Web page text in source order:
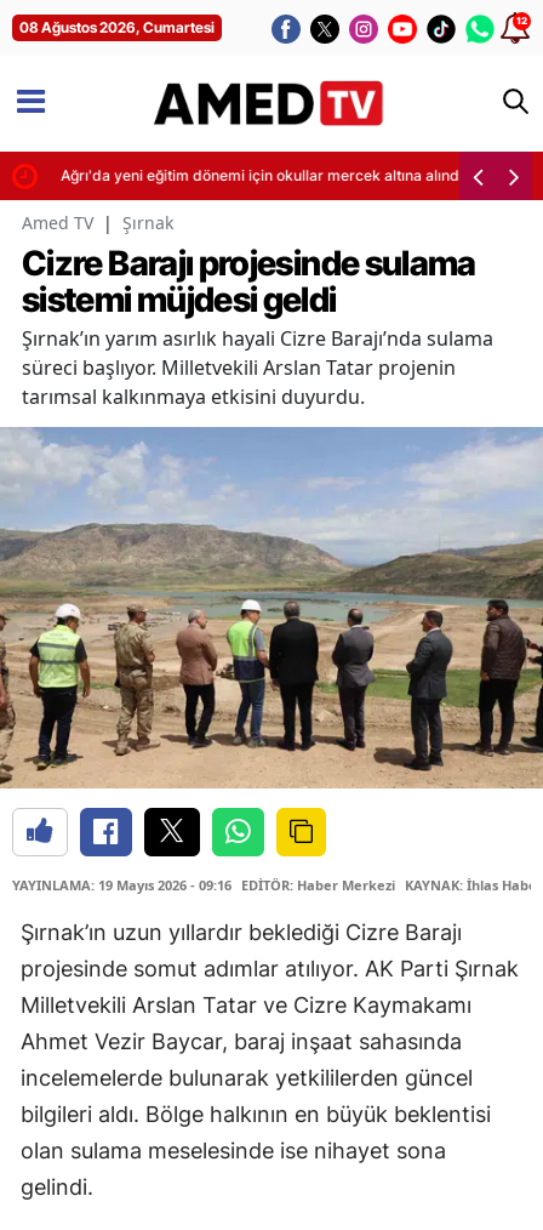
08 Ağustos 2026, Cumartesi 12
Ağrı'da yeni eğitim dönemi için okullar mercek altına alındı
Amed TV | Şırnak
Cizre Barajı projesinde sulama
sistemi müjdesi geldi
Şırnak’ın yarım asırlık hayali Cizre Barajı’nda sulama
süreci başlıyor. Milletvekili Arslan Tatar projenin
tarımsal kalkınmaya etkisini duyurdu.
YAYINLAMA: 19 Mayıs 2026 - 09:16 EDİTÖR: Haber Merkezi KAYNAK: İhlas
Şırnak’ın uzun yıllardır beklediği Cizre Barajı
projesinde somut adımlar atılıyor. AK Parti Şırnak
Milletvekili Arslan Tatar ve Cizre Kaymakamı
Ahmet Vezir Baycar, baraj inşaat sahasında
incelemelerde bulunarak yetkililerden güncel
bilgileri aldı. Bölge halkının en büyük beklentisi
olan sulama meselesinde ise nihayet sona
gelindi.